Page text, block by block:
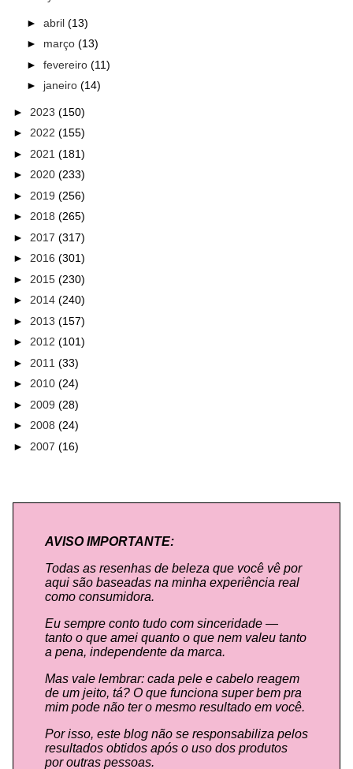
► abril (13)
► março (13)
► fevereiro (11)
► janeiro (14)
► 2023 (150)
► 2022 (155)
► 2021 (181)
► 2020 (233)
► 2019 (256)
► 2018 (265)
► 2017 (317)
► 2016 (301)
► 2015 (230)
► 2014 (240)
► 2013 (157)
► 2012 (101)
► 2011 (33)
► 2010 (24)
► 2009 (28)
► 2008 (24)
► 2007 (16)
AVISO IMPORTANTE:
Todas as resenhas de beleza que você vê por
aqui são baseadas na minha experiência real
como consumidora.
Eu sempre conto tudo com sinceridade —
tanto o que amei quanto o que nem valeu tanto
a pena, independente da marca.
Mas vale lembrar: cada pele e cabelo reagem
de um jeito, tá? O que funciona super bem pra
mim pode não ter o mesmo resultado em você.
Por isso, este blog não se responsabiliza pelos
resultados obtidos após o uso dos produtos
por outras pessoas.